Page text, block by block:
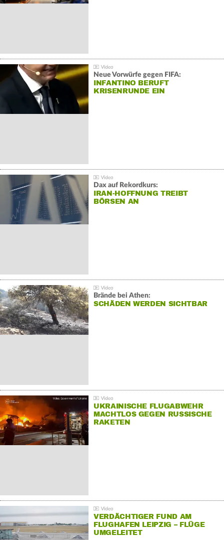
Neue Vorwürfe gegen FIFA:
INFANTINO BERUFT
KRISENRUNDE EIN
Dax auf Rekordkurs:
IRAN-HOFFNUNG TREIBT
BÖRSEN AN
Brände bei Athen:
SCHÄDEN WERDEN SICHTBAR
UKRAINISCHE FLUGABWEHR
MACHTLOS GEGEN RUSSISCHE
RAKETEN
VERDÄCHTIGER FUND AM
FLUGHAFEN LEIPZIG – FLÜGE
UMGELEITET